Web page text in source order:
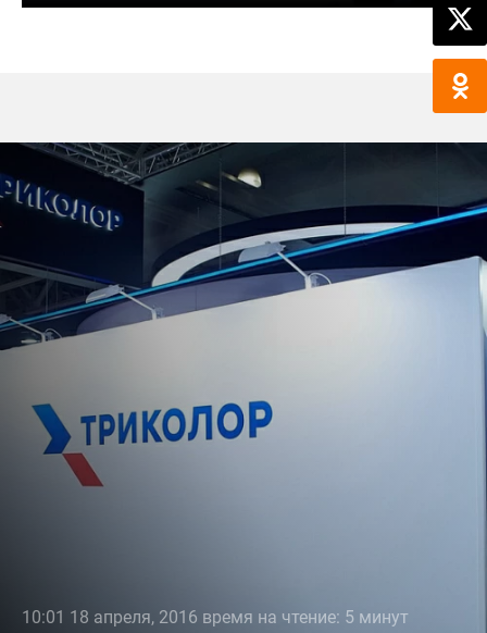
10:01 18 апреля, 2016 время на чтение: 5 минут